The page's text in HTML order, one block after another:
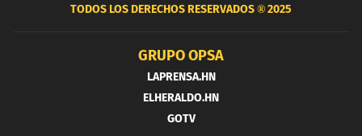
TODOS LOS DERECHOS RESERVADOS ®2025
GRUPO OPSA
LAPRENSA.HN
ELHERALDO.HN
GOTV